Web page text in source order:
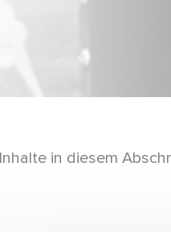
in diesem